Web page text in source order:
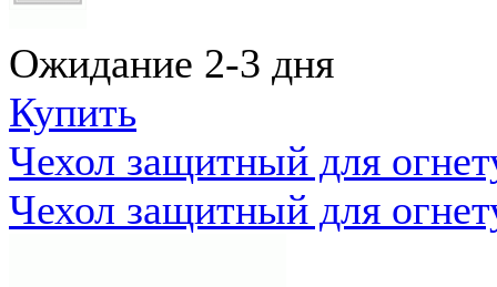
Ожидание 2-3 дня
Купить
Чехол защитный для
Чехол защитный для